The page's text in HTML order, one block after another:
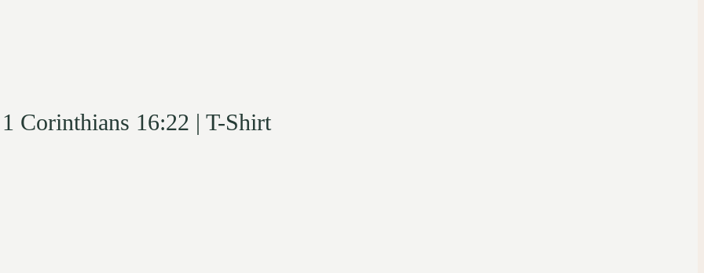
Corinthians 16:22 | T-Shirt